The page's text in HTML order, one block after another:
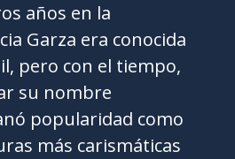
años en la
Garza era conocida
pero con el tiempo,
su nombre
popularidad como
más carismáticas